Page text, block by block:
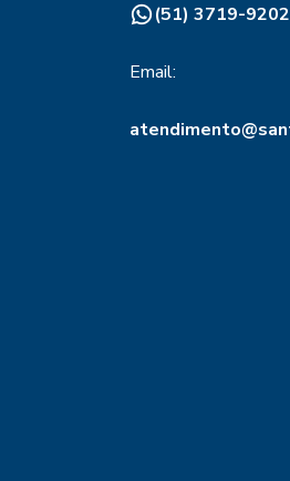
(51) 3719-9202
Email: